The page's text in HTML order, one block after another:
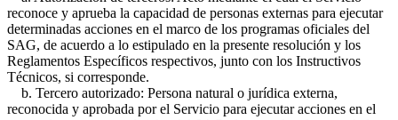
reconoce y aprueba la capacidad de personas externas para ejecutar
determinadas acciones en el marco de los programas oficiales del
SAG, de acuerdo a lo estipulado en la presente resolución y los
Reglamentos Específicos respectivos, junto con los Instructivos
Técnicos, si corresponde.
b. Tercero autorizado: Persona natural o jurídica externa,
reconocida y aprobada por el Servicio para ejecutar acciones en el